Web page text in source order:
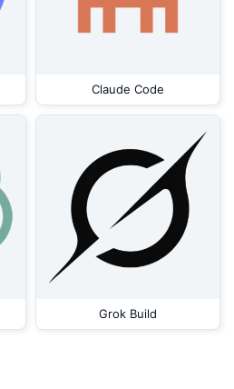
Claude Code
Grok Build